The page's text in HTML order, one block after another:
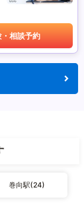
・相談予約
巻向駅(24)